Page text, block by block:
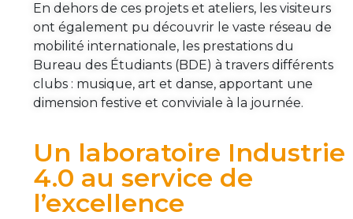
En dehors de ces projets et ateliers, les visiteurs
ont également pu découvrir le vaste réseau de
mobilité internationale, les prestations du
Bureau des Étudiants (BDE) à travers différents
clubs : musique, art et danse, apportant une
dimension festive et conviviale à la journée.
Un laboratoire Industrie
4.0 au service de
l’excellence